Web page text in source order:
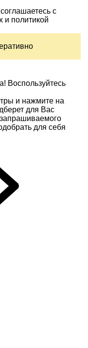
с
и политикой
Воспользуйтесь
и нажмите на
для Вас
для себя